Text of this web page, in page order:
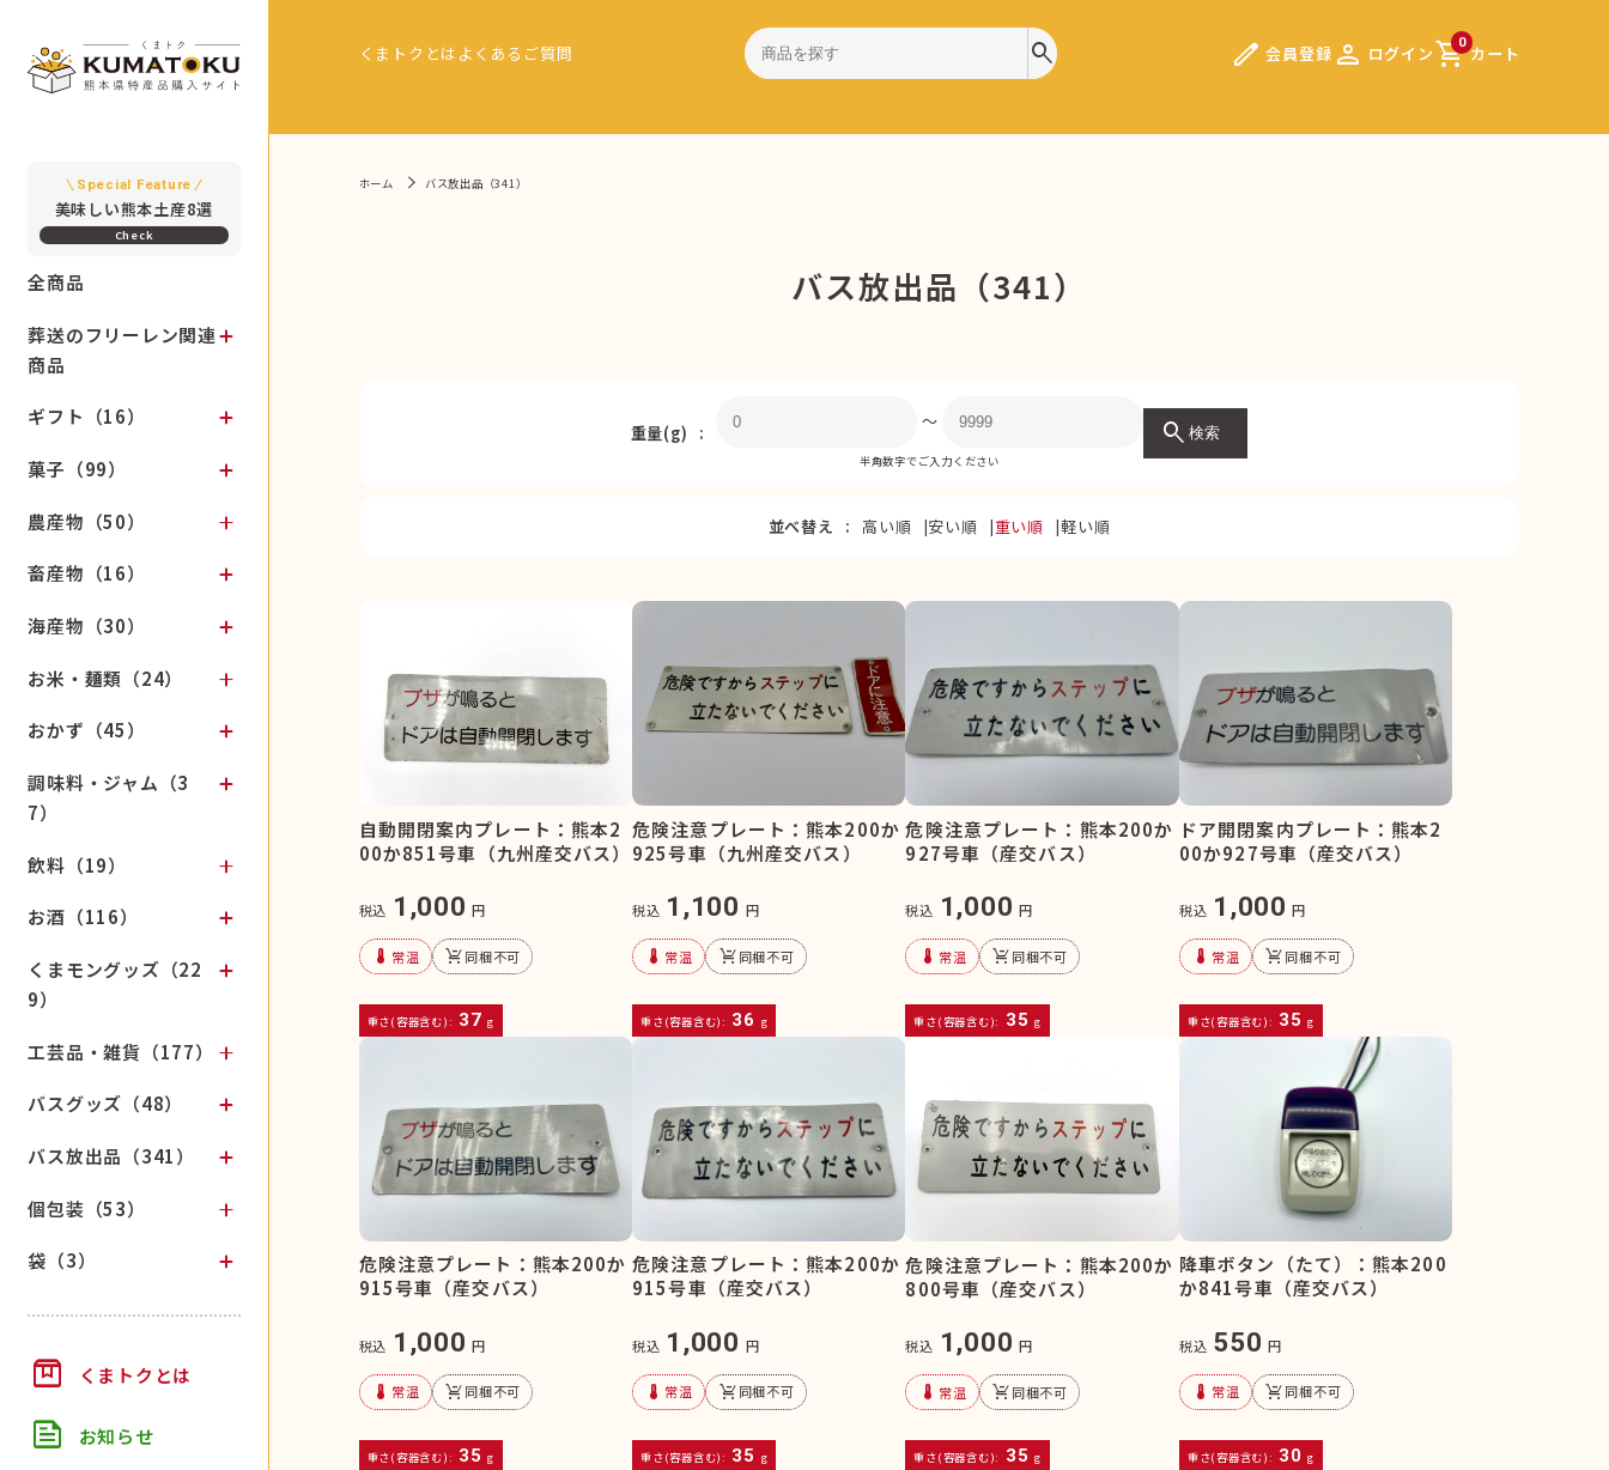
Special Feature
美味しい熊本土産8選
全商品
葬送のフリーレン関連
商品
ギフト（16）
菓子（99）
農産物（50）
畜産物（16）
海産物（30）
お米・麺類（24）
おかず（45）
調味料・ジャム（3
7）
飲料（19）
お酒（116）
くまモングッズ（22
9）
工芸品・雑貨（177）
バスグッズ（48）
バス放出品（341）
個包装（53）
袋（3）
box くまトクとは
feed お知らせ
くまトクとは よくあるご質問 search edit 会員登録 person ログイン 0
shopping_cartカート
ホーム バス放出品（341）
バス放出品（341）
重量(g)
〜
半角数字でご入力ください
search 検索
並べ替え 高い順 安い順 重い順 軽い順
自動開閉案内プレート：熊本2
00か851号車（九州産交バス）
税込 1,000 円
device_thermostat 常温 remove_shopping_cart同梱不可
重さ(容器含む): 37 g
危険注意プレート：熊本200か
925号車（九州産交バス）
税込 1,100 円
device_thermostat 常温 remove_shopping_cart同梱不可
重さ(容器含む): 36 g
危険注意プレート：熊本200か
927号車（産交バス）
税込 1,000 円
device_thermostat 常温 remove_shopping_cart同梱不可
重さ(容器含む): 35 g
ドア開閉案内プレート：熊本2
00か927号車（産交バス）
税込 1,000 円
device_thermostat 常温 remove_shopping_cart同梱不可
重さ(容器含む): 35 g
危険注意プレート：熊本200か
915号車（産交バス）
税込 1,000 円
device_thermostat 常温 remove_shopping_cart同梱不可
重さ(容器含む): 35 g
危険注意プレート：熊本200か
915号車（産交バス）
税込 1,000 円
device_thermostat 常温 remove_shopping_cart同梱不可
重さ(容器含む): 35 g
危険注意プレート：熊本200か
800号車（産交バス）
税込 1,000 円
device_thermostat 常温 remove_shopping_cart同梱不可
重さ(容器含む): 35 g
降車ボタン（たて）：熊本200
か841号車（産交バス）
税込 550 円
device_thermostat 常温 remove_shopping_cart同梱不可
重さ(容器含む): 30 g